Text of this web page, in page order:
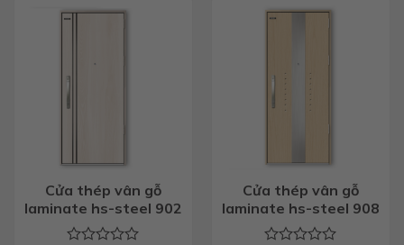
0
5
0
5
Cửa thép vân gỗ
laminate hs-steel 902
Cửa thép vân gỗ
laminate hs-steel 908